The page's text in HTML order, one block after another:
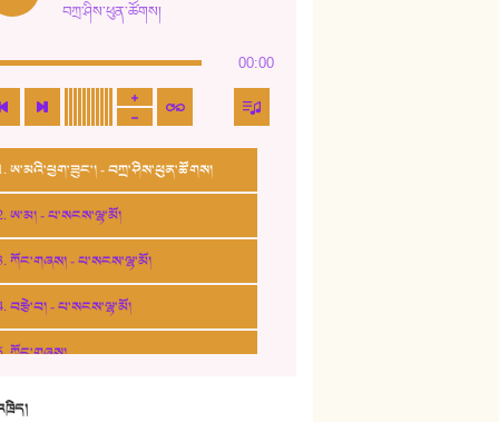
བཀྲ་ཤིས་ཕུན་ཚོགས།
00:00
ཨ་མའི་ཕྱག་ཟུང་། - བཀྲ་ཤིས་ཕུན་ཚོགས།
ཨ་མ། - པ་སངས་ལྷ་མོ།
ཀོང་གཞས། - པ་སངས་ལྷ་མོ།
བརྩེ་བ། - པ་སངས་ལྷ་མོ།
ཀོང་གཞས།
ཆོལ་གསུམ་བྲོ་གཞས། - སྒྲོན་གསལ།